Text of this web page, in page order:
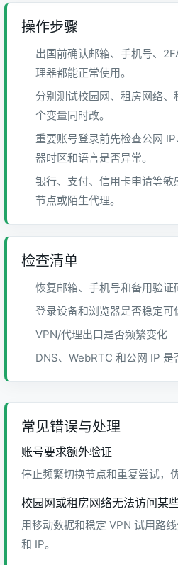
操作步骤
出国前确认邮箱、手机号、
理器都能正常使用。
分别测试校园网、租房网络
个变量同时改。
重要账号登录前先检查公网
器时区和语言是否异常。
银行、支付、信用卡申请等
节点或陌生代理。
检查清单
恢复邮箱、手机号和备用验证
登录设备和浏览器是否稳定可
VPN/代理出口是否频繁变化
DNS、WebRTC 和公网 IP 是
常见错误与处理
账号要求额外验证
停止频繁切换节点和重复尝试，
校园网或租房网络无法访问某
用移动数据和稳定 VPN 试用路
和 IP。